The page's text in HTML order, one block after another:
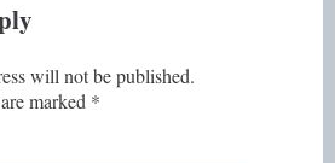
will not be published.
marked *